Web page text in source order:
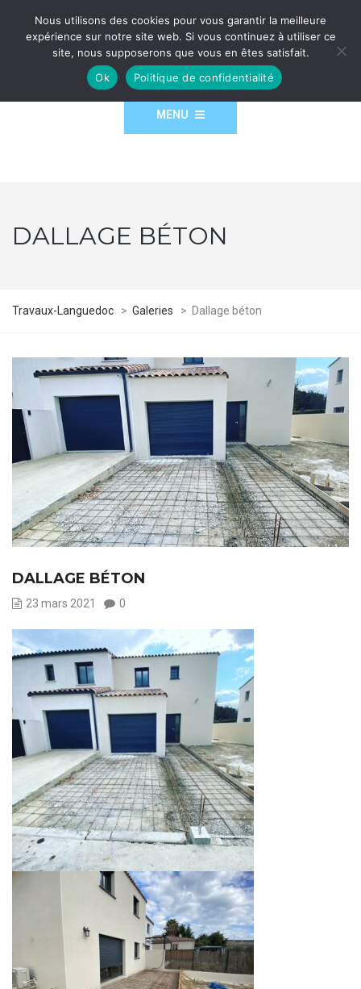
MENU
DALLAGE BÉTON
Travaux-Languedoc > Galeries > Dallage béton
DALLAGE BÉTON
23 mars 2021 0
Nous utilisons des cookies pour vous garantir la meilleure
expérience sur notre site web. Si vous continuez à utiliser ce
site, nous supposerons que vous en êtes satisfait.
Ok
Politique de confidentialité